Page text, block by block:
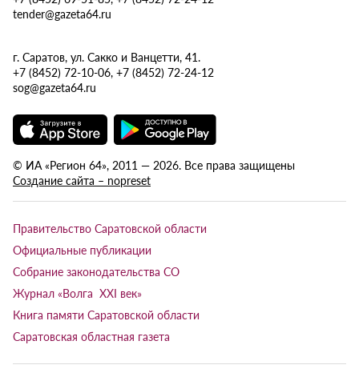
tender@gazeta64.ru
г. Саратов, ул. Сакко и Ванцетти, 41.
+7 (8452) 72-10-06, +7 (8452) 72-24-12
sog@gazeta64.ru
© ИА «Регион 64», 2011 — 2026. Все права защищены
Создание сайта – nopreset
Правительство Саратовской области
Официальные публикации
Собрание законодательства СО
Журнал «Волга XXI век»
Книга памяти Саратовской области
Саратовская областная газета